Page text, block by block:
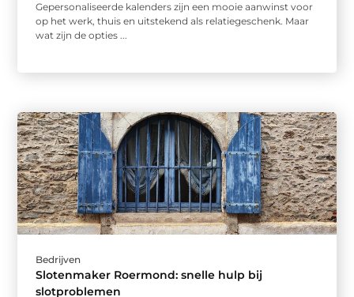
Gepersonaliseerde kalenders zijn een mooie aanwinst voor
op het werk, thuis en uitstekend als relatiegeschenk. Maar
wat zijn de opties ...
Bedrijven
Slotenmaker Roermond: snelle hulp bij
slotproblemen